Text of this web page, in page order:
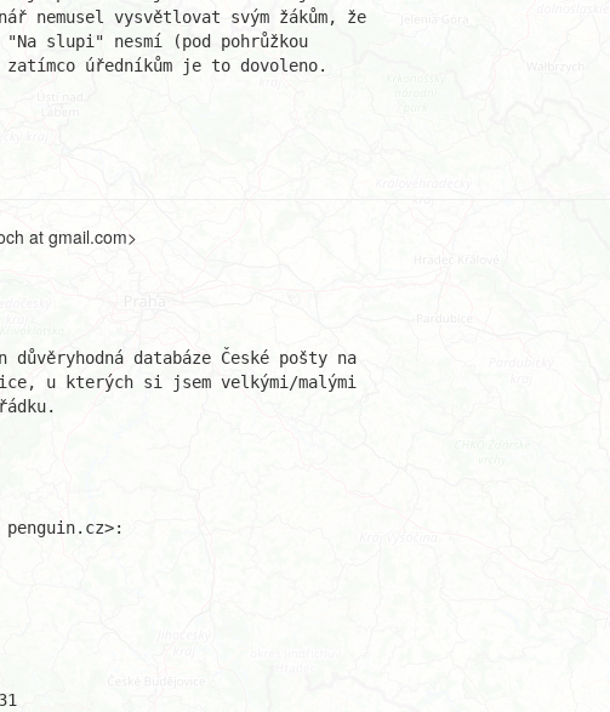
nemusel vysvětlovat svým žákům, že
slupi" nesmí (pod pohrůžkou
úředníkům je to dovoleno.
at gmail.com>
databáze České pošty na
u kterých si jsem velkými/malými